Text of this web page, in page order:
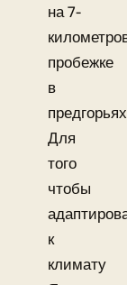
на 7-
пробежке
в
Для
того
чтобы
к
климату